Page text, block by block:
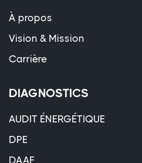
À propos
Vision & Mission
Carrière
DIAGNOSTICS
AUDIT ÉNERGÉTIQUE
DPE
DAAF